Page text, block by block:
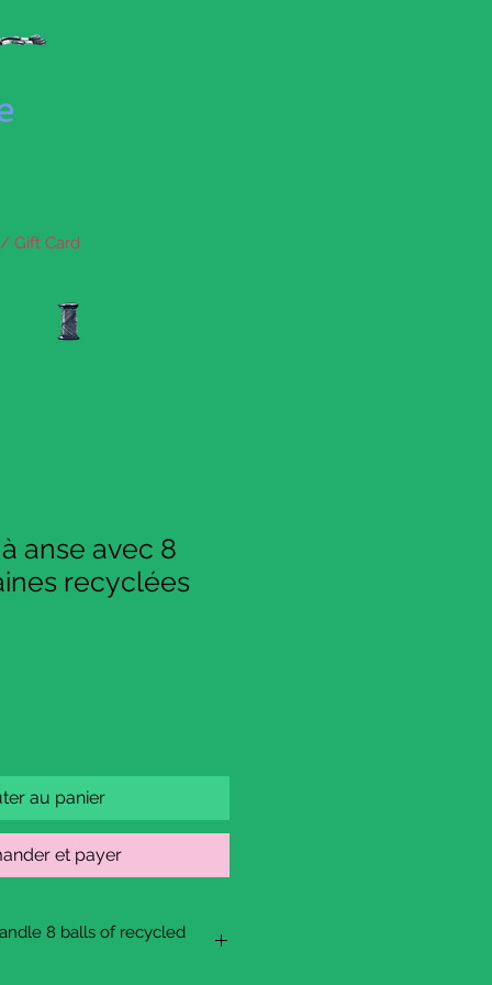
Gift Card
anse avec 8
recyclées
au panier
et payer
8 balls of recycled